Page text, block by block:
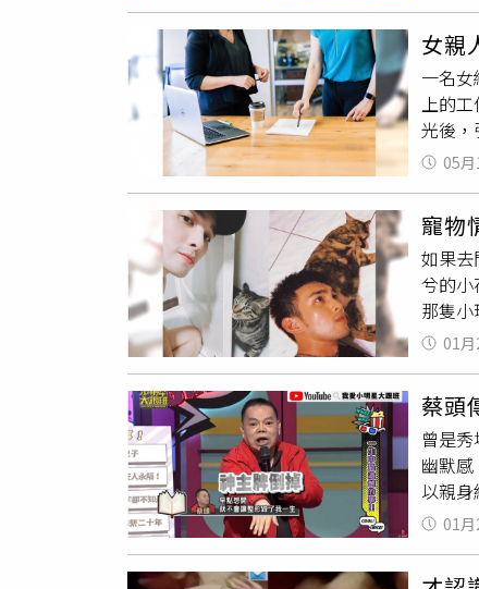
牠」
方式
的模
「這
Boo的
看到
猛一看
六公斤
情又
是有
後靜
之後再
波比看
多久他
滿樂趣
性內
妍瑾
拜託拜
斷過
倒，
上的折
管做什
的挑戰
女親
一名
上的工
光後，
社」發
先將
天，
到底是
影響公
而已
諒下屬
05
寵物
如果去
兮的小
那隻
我們家
後家
全家
也希
翻找
給牠
不要
常在家
黃偉
一定
01
蔡頭
曾是
幽默
以親
目也收
學，
01